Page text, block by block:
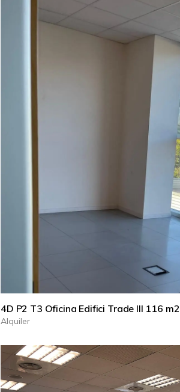
4D P2 T3 Oficina Edifici Trade III 116 m2
Alquiler